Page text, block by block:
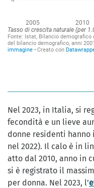
Nel 2023, in Italia, si
fecondità e un lieve
donne residenti hanno
nel 2022). Il calo è in
atto dal 2010, anno in
si è registrato il
per donna. Nel 2023, l’